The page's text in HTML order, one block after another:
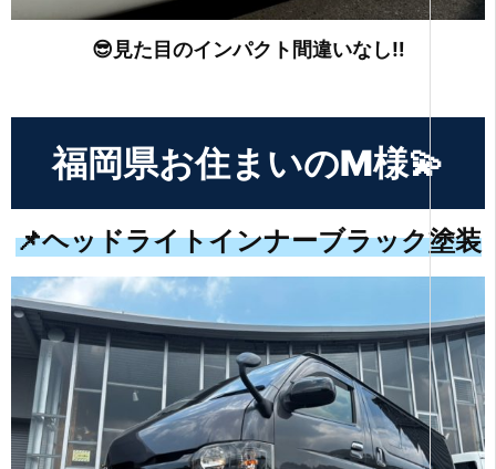
😎見た目のインパクト間違いなし‼
福岡県お住まいのM様💫
📌ヘッドライトインナーブラック塗装